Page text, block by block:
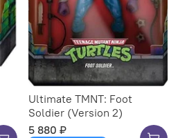
Ultimate TMNT: Foot
Soldier (Version 2)
5 880 ₽